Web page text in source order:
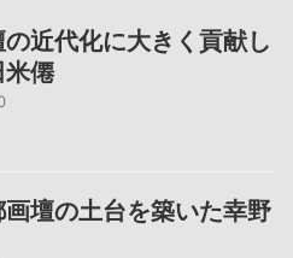
近代化に大きく貢献し
米僊
壇の土台を築いた幸野